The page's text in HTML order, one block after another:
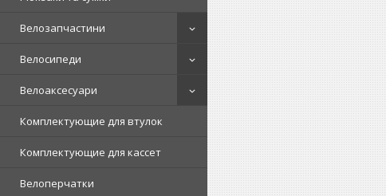
Велозапчастини
Велосипеди
Велоаксесуари
Комплектующие для втулок
Комплектующие для кассет
Велоперчатки